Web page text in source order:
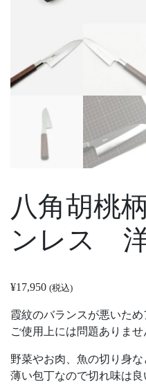
八角胡桃
ンレス
¥17,950 (税込)
霞紋のバランスが悪いため
ご使用上には問題ありませ
野菜やお肉、魚の切り身な
薄い包丁なので切れ味は良